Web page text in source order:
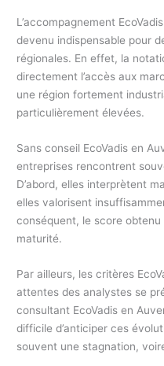
L’accompagnement
devenu indispensable pour
régionales. En effet, la
directement l’accès aux
une région fortement
particulièrement élevées.
Sans conseil EcoVadis en
entreprises rencontrent
D’abord, elles interprètent
elles valorisent
conséquent, le score
maturité.
Par ailleurs, les critères
attentes des analystes se
consultant EcoVadis en
difficile d’anticiper ces
souvent une stagnation,